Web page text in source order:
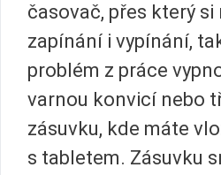
časovač, přes který
zapínání i vypínání,
problém z práce
varnou konvicí nebo
zásuvku, kde máte
s tabletem. Zásuvku